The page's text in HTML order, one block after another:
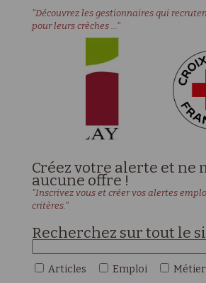
"Découvrez les gestionnaires qui
pour leurs crèches ..."
Créez votre alerte et ne
aucune offre !
"Inscrivez vous et créer vos alertes
critères."
Recherchez sur tout le
Articles Emploi Métier